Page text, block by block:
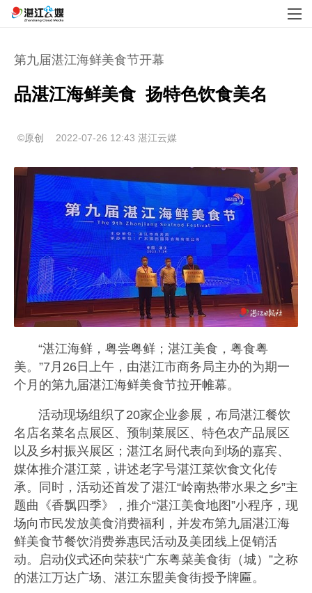
第九届湛江海鲜美食节开幕
品湛江海鲜美食  扬特色饮食美名
©原创 2022-07-26 12:43 湛江云媒
“湛江海鲜，粤尝粤鲜；湛江美食，粤食粤
美。”7月26日上午，由湛江市商务局主办的为期一
个月的第九届湛江海鲜美食节拉开帷幕。
活动现场组织了20家企业参展，布局湛江餐饮
名店名菜名点展区、预制菜展区、特色农产品展区
以及乡村振兴展区；湛江名厨代表向到场的嘉宾、
媒体推介湛江菜，讲述老字号湛江菜饮食文化传
承。同时，活动还首发了湛江“岭南热带水果之乡”主
题曲《香飘四季》，推介“湛江美食地图”小程序，现
场向市民发放美食消费福利，并发布第九届湛江海
鲜美食节餐饮消费券惠民活动及美团线上促销活
动。启动仪式还向荣获“广东粤菜美食街（城）”之称
的湛江万达广场、湛江东盟美食街授予牌匾。